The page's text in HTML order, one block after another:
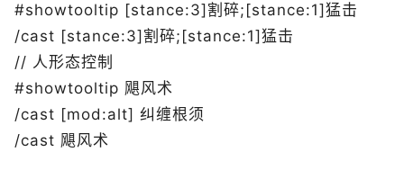
#showtooltip [stance:3]割碎;[stance:1]猛击
/cast [stance:3]割碎;[stance:1]猛击
// 人形态控制
#showtooltip 飓风术
/cast [mod:alt] 纠缠根须
/cast 飓风术